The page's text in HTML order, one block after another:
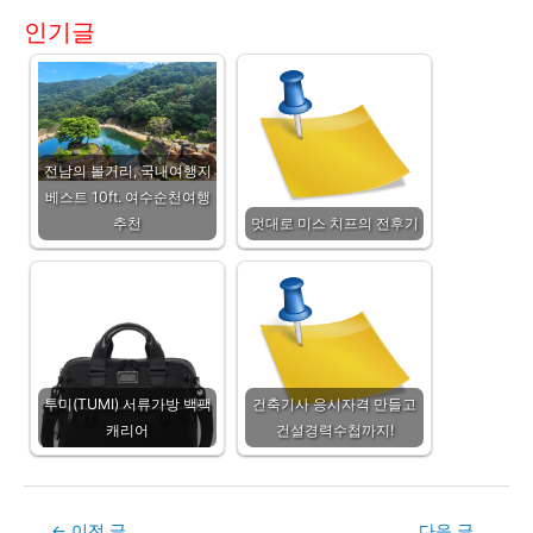
인기글
전남의 볼거리, 국내여행지
베스트 10ft. 여수순천여행
추천
멋대로 미스 치프의 전후기
투미(TUMI) 서류가방 백팩
캐리어
건축기사 응시자격 만들고
건설경력수첩까지!
Post